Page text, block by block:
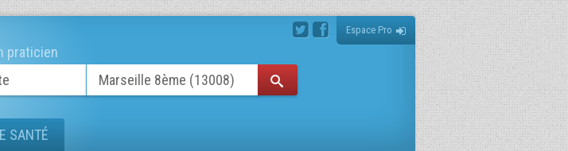
Espace Pro
praticien
SANTÉ